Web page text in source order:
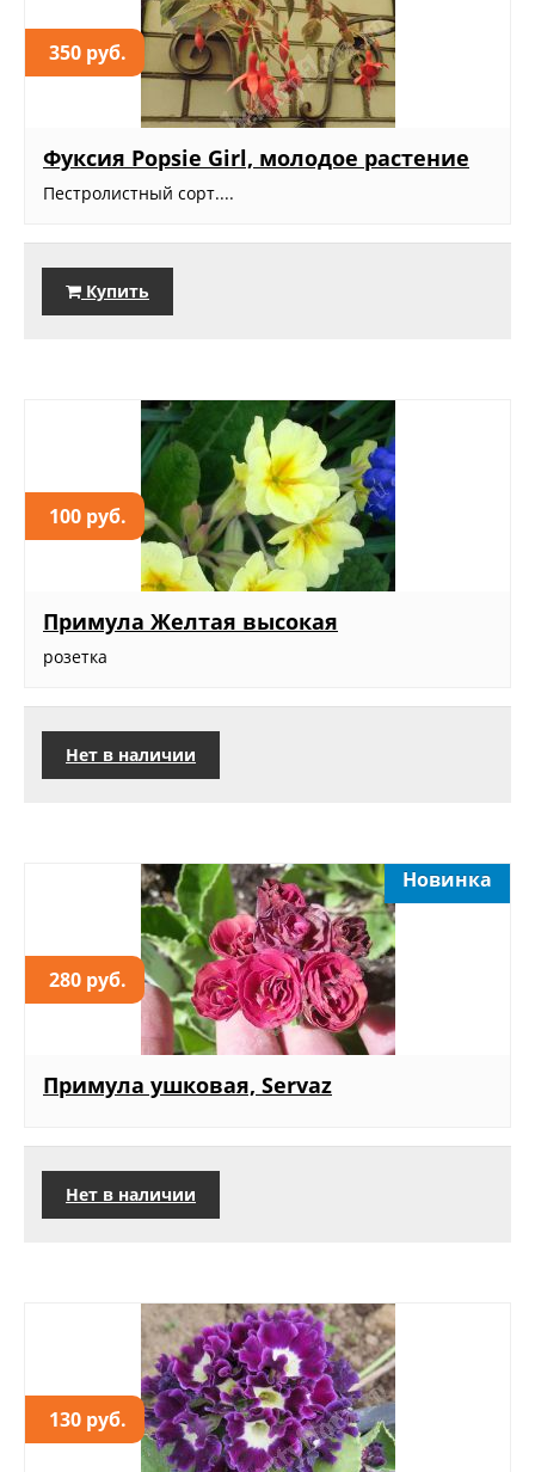
350 руб.
Фуксия Popsie Girl, молодое растение
Пестролистный сорт....
Купить
100 руб.
Примула Желтая высокая
розетка
Нет в наличии
280 руб.
Новинка
Примула ушковая, Servaz
Нет в наличии
130 руб.